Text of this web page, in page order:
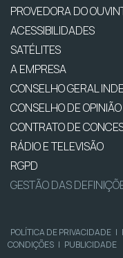
PROVEDORA DO
ACESSIBILIDADES
SATÉLITES
A EMPRESA
CONSELHO GERAL
CONSELHO DE OPINIÃO
CONTRATO DE
RÁDIO E TELEVISÃO
RGPD
GESTÃO DAS
POLÍTICA DE PRIVACIDADE |
CONDIÇÕES | PUBLICIDADE